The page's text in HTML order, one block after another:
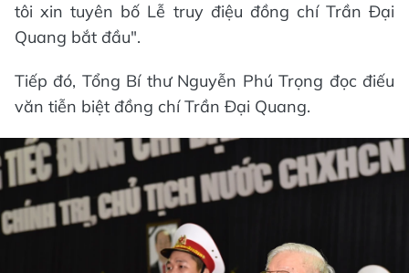
tôi xin tuyên bố Lễ truy điệu đồng chí Trần Đại
Quang bắt đầu".
Tiếp đó, Tổng Bí thư Nguyễn Phú Trọng đọc điếu
văn tiễn biệt đồng chí Trần Đại Quang.